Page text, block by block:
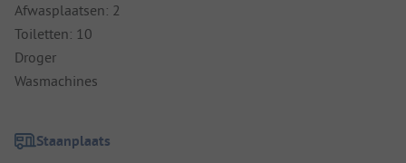
Afwasplaatsen: 2
Toiletten: 10
Droger
Wasmachines
Staanplaats